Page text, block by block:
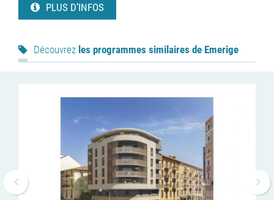
PLUS D’INFOS
Découvrez les programmes similaires de Emerige